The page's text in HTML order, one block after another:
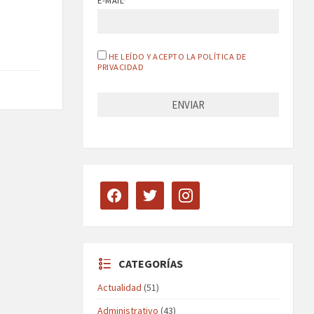
HE LEÍDO Y ACEPTO LA POLÍTICA DE
PRIVACIDAD
facebook twitter instagram
CATEGORÍAS
Actualidad (51)
Administrativo (43)